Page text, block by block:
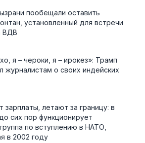
пообещали оставить
установленный для встречи
ВДВ
я – чероки, я – ирокез»: Трамп
журналистам о своих индейских
зарплаты, летают за границу: в
сих пор функционирует
по вступлению в НАТО,
в 2002 году